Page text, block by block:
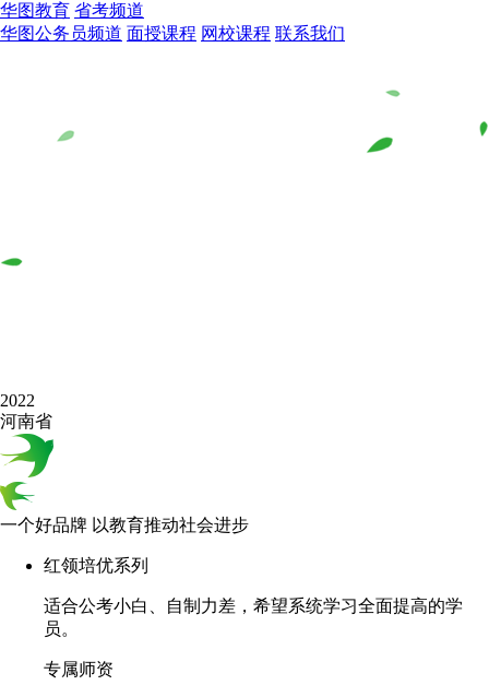
华图教育 省考频道
华图公务员频道 面授课程 网校课程 联系我们
2022
河南省
一个好品牌 以教育推动社会进步
红领培优系列
适合公考小白、自制力差，希望系统学习全面提高的学
员。
专属师资